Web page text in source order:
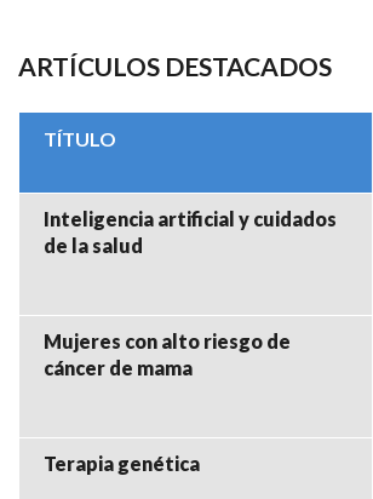
ARTÍCULOS DESTACADOS
TÍTULO
Inteligencia artificial y cuidados
de la salud
Mujeres con alto riesgo de
cáncer de mama
Terapia genética